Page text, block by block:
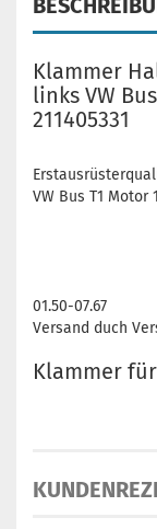
Klammer
links VW
211405331
VW Bus T1 Motor
01.50-07.67
Versand duch
Klammer